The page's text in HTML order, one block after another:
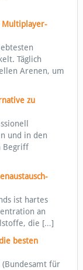
Multiplayer-
Täglich
Arenen, um
zu
und in den
Begriff
ist hartes
an
die […]
besten
(Bundesamt für